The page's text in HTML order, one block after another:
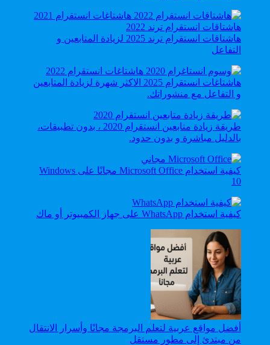
هاشتاقات انستقرام ترند 2025 لزيادة المتابعين و
التفاعل
هاشتاغات انستقرام 2025 الاكثر شهرة لزيادة المتابعين
و التفاعل مع منشوراتك.
طريقة زيادة متابعين انستقرام 2020 ، بدون تطبيقات،
بالدليل مباشرة و بدون حدود.
كيفية استخدام Microsoft Office مجانًا على Windows
10
كيفية استخدام WhatsApp على جهاز الكمبيوتر أو ماك
أفضل مواقع عربية لتعلم البرمجة مجانًا وأسرار الانتقال
من مبتدئ إلى مطور مستقل